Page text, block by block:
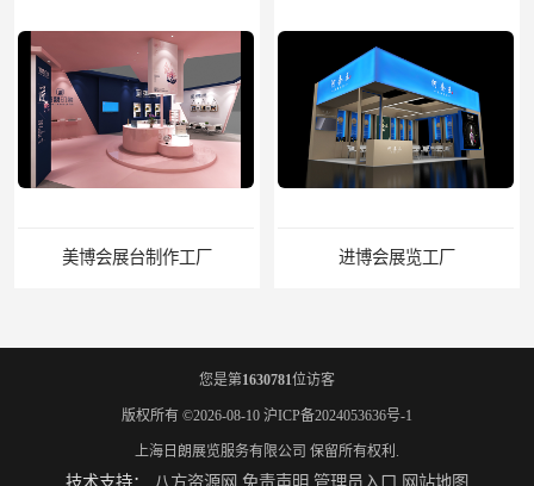
进博会展览工厂 家具展搭建工厂
您是第1630781位访客
版权所有 ©2026-08-10 沪ICP备2024053636号-1
上海日朗展览服务有限公司 保留所有权利.